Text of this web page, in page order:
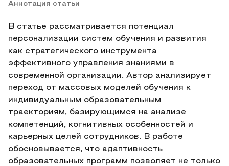
Аннотация статьи
В статье рассматривается потенциал
персонализации систем обучения и развития
как стратегического инструмента
эффективного управления знаниями в
современной организации. Автор анализирует
переход от массовых моделей обучения к
индивидуальным образовательным
траекториям, базирующимся на анализе
компетенций, когнитивных особенностей и
карьерных целей сотрудников. В работе
обосновывается, что адаптивность
образовательных программ позволяет не только